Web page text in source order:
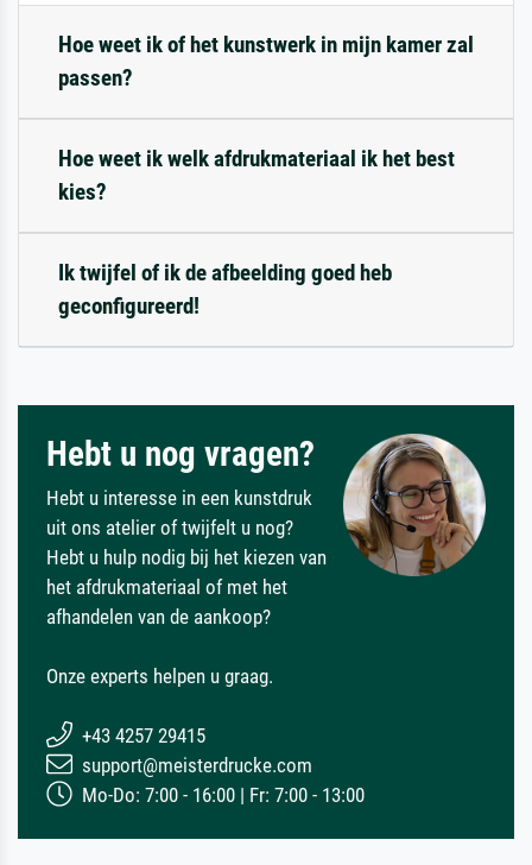
Hoe weet ik of het kunstwerk in mijn kamer zal
passen?
Hoe weet ik welk afdrukmateriaal ik het best
kies?
Ik twijfel of ik de afbeelding goed heb
geconfigureerd!
Hebt u nog vragen?
Hebt u interesse in een kunstdruk
uit ons atelier of twijfelt u nog?
Hebt u hulp nodig bij het kiezen van
het afdrukmateriaal of met het
afhandelen van de aankoop?
Onze experts helpen u graag.
+43 4257 29415
support@meisterdrucke.com
Mo-Do: 7:00 - 16:00 | Fr: 7:00 - 13:00